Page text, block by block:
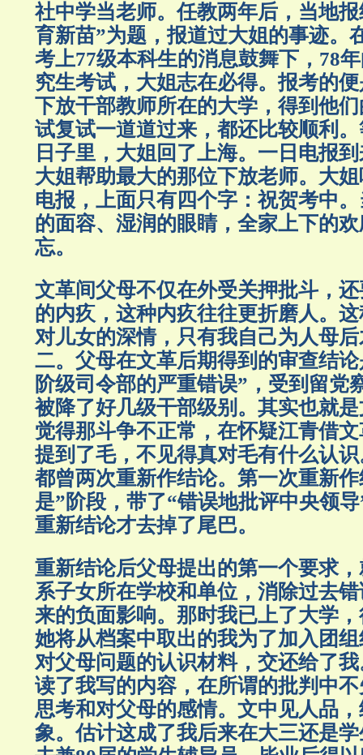
社中学当老师。任教两年后，当地
育新苗”为题，报道过大姐的事迹。
考上77级本科生的消息鼓舞下，78
究生考试，大姐志在必得。报考的
下放干部教师所在的大学，得到他
试复试一道道过来，都还比较顺利
日子里，大姐回了上海。一日电报
大姐帮助最大的那位下放老师。大
电报，上面只有四个字：祝贺考中
的面容、湿润的眼睛，全家上下的
忘。
文革间父母不仅在外受关押批斗，
的内疚，这种内疚往往更折磨人。
对儿女的深情，只有我自己为人母
二。父母在文革后期得到的审查结
阶级司令部的严重错误”，受到留党
被降了好几级干部级别。其实也就
觉得那斗争不正常，在怀疑江青借
提到了毛，不见得真对毛有什么认
都曾两次重新作结论。第一次重新
是”阶段，带了“错误地批评中央领
重新结论才去掉了尾巴。
重新结论后父母提出的第一个要求
系子女所在学校和单位，消除过去
来的负面影响。那时我已上了大学
她将从档案中取出的我为了加入团
对父母问题的认识材料，交还给了
读了我写的内容，在所谓的批判中
思考和对父母的感情。文中见人品
象。估计这成了我后来在大三还是